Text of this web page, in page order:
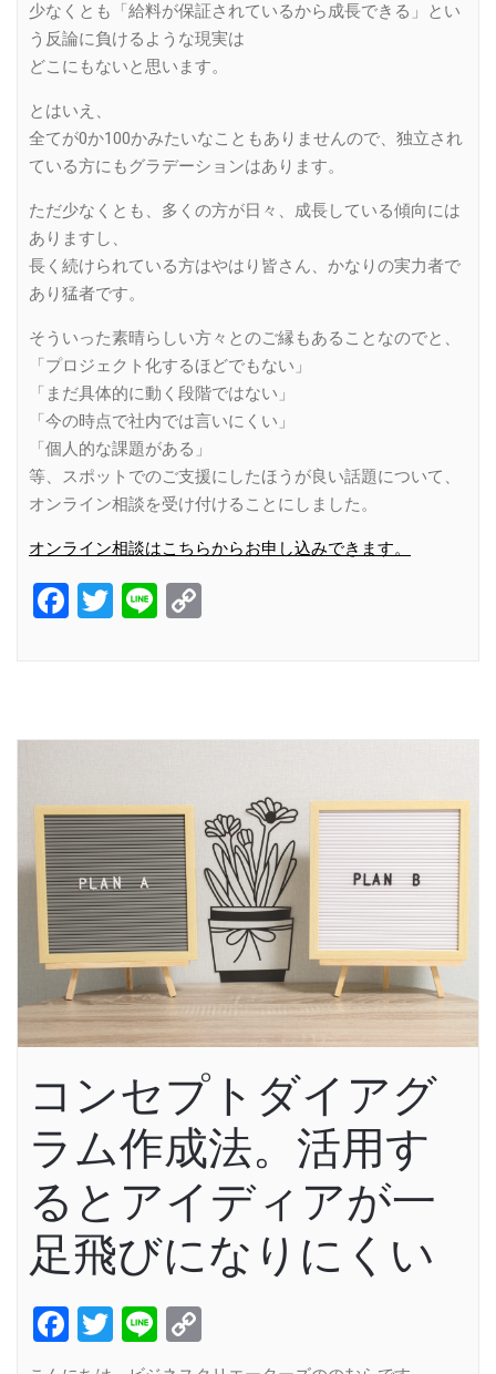
少なくとも「給料が保証されているから成長できる」とい
う反論に負けるような現実は
どこにもないと思います。
とはいえ、
全てが0か100かみたいなこともありませんので、独立され
ている方にもグラデーションはあります。
ただ少なくとも、多くの方が日々、成長している傾向には
ありますし、
長く続けられている方はやはり皆さん、かなりの実力者で
あり猛者です。
そういった素晴らしい方々とのご縁もあることなのでと、
「プロジェクト化するほどでもない」
「まだ具体的に動く段階ではない」
「今の時点で社内では言いにくい」
「個人的な課題がある」
等、スポットでのご支援にしたほうが良い話題について、
オンライン相談を受け付けることにしました。
オンライン相談はこちらからお申し込みできます。
Facebook
Twitter
Line
コンセプトダイアグ
ラム作成法。活用す
るとアイディアが一
足飛びになりにくい
Facebook
Twitter
Line
Link